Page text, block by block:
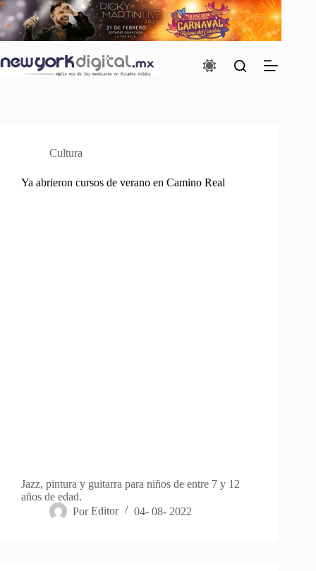
Saltar
al
contenido
Cultura
Ya abrieron cursos de verano en Camino Real
Jazz, pintura y guitarra para niños de entre 7 y 12
años de edad.
Por Editor 04- 08- 2022